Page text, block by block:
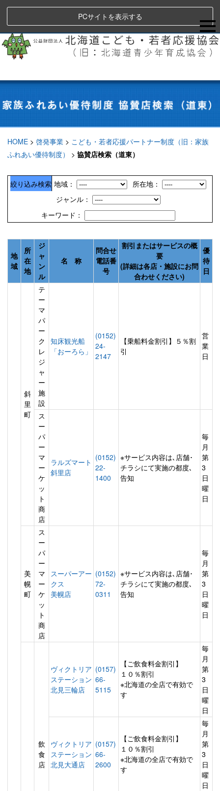
PCサイトを表示する
HOME > 啓発事業 > こども・若者応援パートナー制度（旧：家族
ふれあい優待制度）
> 協賛店検索（道東）
絞り込み検索 地域：
所在地：
ジャンル：
キーワード：
地
域
所
在
地
ジ
ャ
ン
ル
名 称
問合せ
電話番
号
割引またはサービスの概
要
(詳細は各店・施設にお問
合わせください)
優
待
日
斜
里
町
テ
ー
マ
パ
ー
ク
レ
ジ
ャ
ー
施
設
知床観光船
「おーろら」
(0152)
24-
2147
【乗船料金割引】５％割
引
営
業
日
ス
ー
パ
ー
マ
ー
ケ
ッ
ト
商
店
ラルズマート
斜里店
(0152)
22-
1400
※サービス内容は､店舗･
チラシにて実施の都度､
告知
毎
月
第
3
日
曜
日
美
幌
町
ス
ー
パ
ー
マ
ー
ケ
ッ
ト
商
店
スーパーアー
クス
美幌店
(0152)
72-
0311
※サービス内容は､店舗･
チラシにて実施の都度､
告知
毎
月
第
3
日
曜
日
飲
食
店
ヴィクトリア
ステーション
北見三輪店
(0157)
66-
5115
【ご飲食料金割引】
１０％割引
※北海道の全店で有効で
す
毎
月
第
3
日
曜
日
ヴィクトリア
ステーション
北見大通店
(0157)
66-
2600
【ご飲食料金割引】
１０％割引
※北海道の全店で有効で
す
毎
月
第
3
日
曜
日